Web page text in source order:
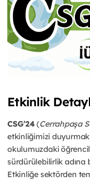
Etkinlik
CSG’24 (Cerrahpaşa
etkinliğimizi
okulumuzdaki
sürdürülebilirlik adına
Etkinliğe sektörden